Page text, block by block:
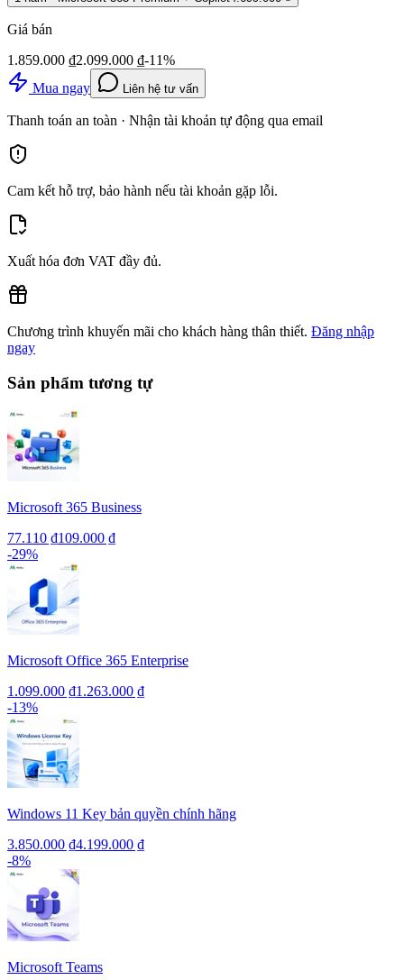
Giá bán
1.859.000 ₫2.099.000 ₫-11%
Mua ngay
Liên hệ tư vấn
Thanh toán an toàn · Nhận tài khoản tự động qua email
Cam kết hỗ trợ, bảo hành nếu tài khoản gặp lỗi.
Xuất hóa đơn VAT đầy đủ.
Chương trình khuyến mãi cho khách hàng thân thiết. Đăng nhập
ngay
Sản phẩm tương tự
Microsoft 365 Business
77.110 ₫109.000 ₫
-29%
Microsoft Office 365 Enterprise
1.099.000 ₫1.263.000 ₫
-13%
Windows 11 Key bản quyền chính hãng
3.850.000 ₫4.199.000 ₫
-8%
Microsoft Teams